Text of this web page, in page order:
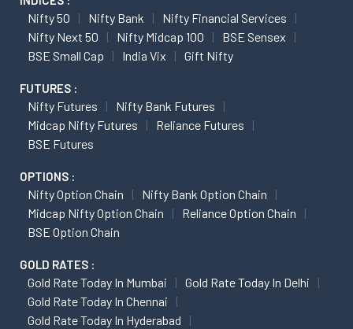
Nifty 50 Nifty Bank
Nifty Financial Services
Nifty Next 50
Nifty Midcap 100
BSE Sensex
BSE Small Cap
India Vix Gift Nifty
FUTURES :
Nifty Futures
Nifty Bank Futures
Midcap Nifty Futures
Reliance Futures
BSE Futures
OPTIONS :
Nifty Option Chain
Nifty Bank Option Chain
Midcap Nifty Option Chain
Reliance Option Chain
BSE Option Chain
GOLD RATES :
Gold Rate Today In Mumbai
Gold Rate Today In Delhi
Gold Rate Today In Chennai
Gold Rate Today In Hyderabad